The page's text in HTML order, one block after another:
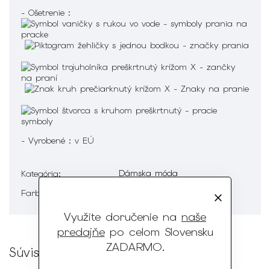
Využite doručenie na naše
predajňepo celom Slovensku
ZADARMO.
- Ošetrenie :
- Vyrobené : v EÚ
Kategória:
Dámska móda
Farba
Súvisiaci tovar